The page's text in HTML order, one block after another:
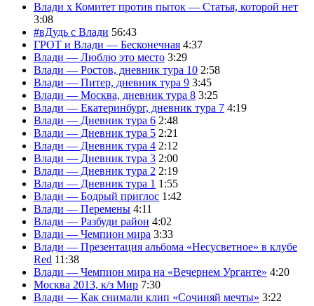
Влади х Комитет против пыток — Статья, которой нет
3:08
#вДудь с Влади 56:43
ГРОТ и Влади — Бесконечная 4:37
Влади — Люблю это место 3:29
Влади — Ростов, дневник тура 10 2:58
Влади — Питер, дневник тура 9 3:45
Влади — Москва, дневник тура 8 3:25
Влади — Екатеринбург, дневник тура 7 4:19
Влади — Дневник тура 6 2:48
Влади — Дневник тура 5 2:21
Влади — Дневник тура 4 2:12
Влади — Дневник тура 3 2:00
Влади — Дневник тура 2 2:19
Влади — Дневник тура 1 1:55
Влади — Бодрый приглос 1:42
Влади — Перемены 4:11
Влади — Разбуди район 4:02
Влади — Чемпион мира 3:33
Влади — Презентация альбома «Несусветное» в клубе
Red 11:38
Влади — Чемпион мира на «Вечернем Урганте» 4:20
Москва 2013, к/з Мир 7:30
Влади — Как снимали клип «Сочиняй мечты» 3:22